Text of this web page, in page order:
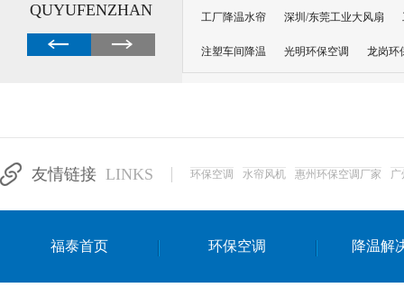
QUYUFENZHAN 工厂降温水帘 深圳/东莞工业大风扇
注塑车间降温 光明环保空调 龙岗环
达州工业省电安装
友情链接 LINKS 环保空调 水帘风机 惠州环保空调厂家 广
福泰首页 环保空调 降温解